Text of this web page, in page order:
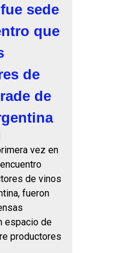
sede
que
de
de
vez en
de vinos
fueron
espacio de
productores